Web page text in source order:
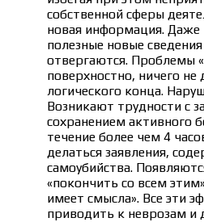
собственной сферы
новая информация. Даже
полезные новые
отвергаются. Проблемы
поверхностно, ничего не
логического конца.
Возникают трудности с
сохранением активного
течение более чем 4
делаться заявления,
самоубийства.
«покончить со всем
имеет смысла». Все эти
приводить к неврозам и